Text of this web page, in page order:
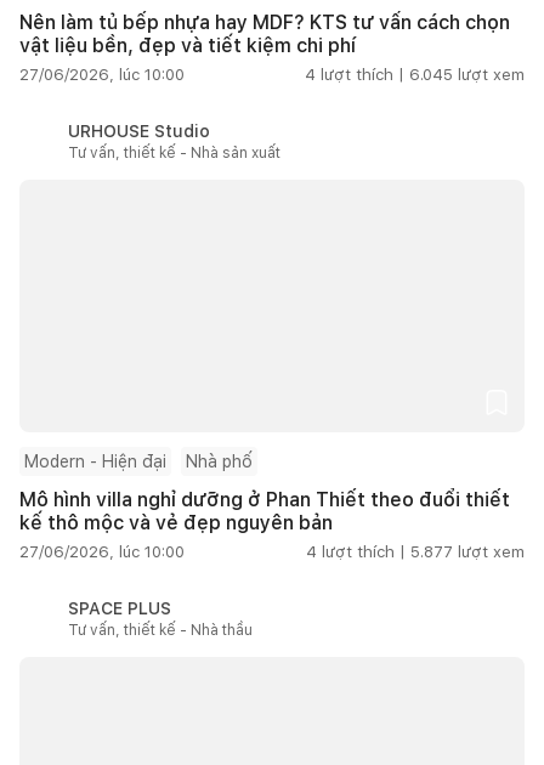
Nên làm tủ bếp nhựa hay MDF? KTS tư vấn cách chọn
vật liệu bền, đẹp và tiết kiệm chi phí
27/06/2026, lúc 10:00 4 lượt thích | 6.045 lượt xem
URHOUSE Studio
Tư vấn, thiết kế - Nhà sản xuất
Modern - Hiện đại Nhà phố
Mô hình villa nghỉ dưỡng ở Phan Thiết theo đuổi thiết
kế thô mộc và vẻ đẹp nguyên bản
27/06/2026, lúc 10:00 4 lượt thích | 5.877 lượt xem
SPACE PLUS
Tư vấn, thiết kế - Nhà thầu